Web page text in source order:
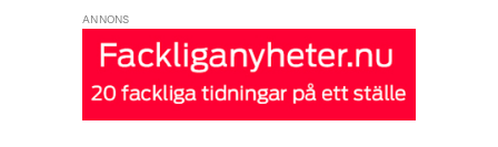
ANNONS